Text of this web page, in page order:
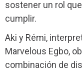
sostener un rol
cumplir.
Aki y Rémi,
Marvelous Egbo,
combinación de